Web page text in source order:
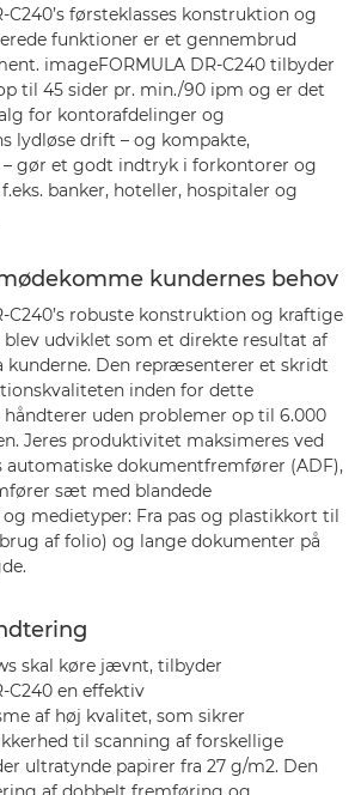
C240’s førsteklasses konstruktion og
funktioner er et gennembrud
imageFORMULA DR-C240 tilbyder
til 45 sider pr. min./90 ipm og er det
for kontorafdelinger og
lydløse drift – og kompakte,
gør et godt indtryk i forkontorer og
banker, hoteller, hospitaler og
kundernes behov
C240’s robuste konstruktion og kraftige
udviklet som et direkte resultat af
Den repræsenterer et skridt
inden for dette
uden problemer op til 6.000
Jeres produktivitet maksimeres ved
automatiske dokumentfremfører (ADF),
sæt med blandede
medietyper: Fra pas og plastikkort til
af folio) og lange dokumenter på
skal køre jævnt, tilbyder
C240 en effektiv
af høj kvalitet, som sikrer
til scanning af forskellige
ultratynde papirer fra 27 g/m2. Den